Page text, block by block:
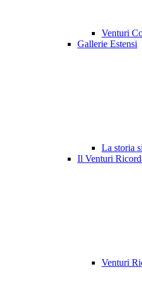
Venturi
Gallerie Estensi
La storia
Il Venturi
Venturi